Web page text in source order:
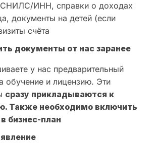
СНИЛС/ИНН, справки о доходах
документы на детей (если
счёта
документы от нас заранее
у нас предварительный
обучение и лицензию. Эти
сразу прикладываются к
Также необходимо включить
бизнес-план